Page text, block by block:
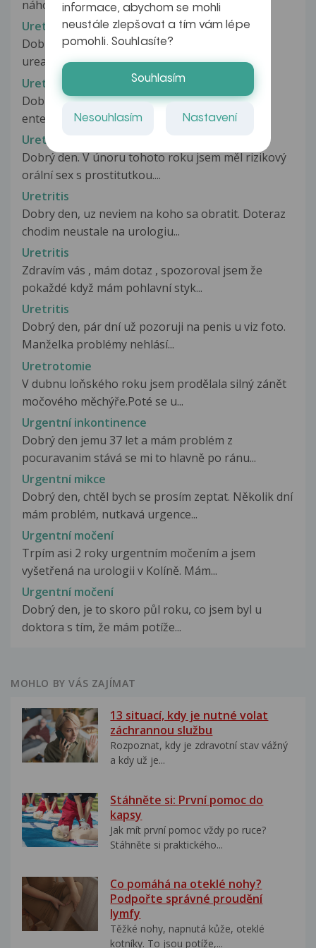
náhodný pohlavní styk, již...
Uretritida způsobená ureaplasmaty
Dobrý den, chtěl bych se zeptat ohledně
ureaplasmy. Posledních 14-21 dní...
Uretritida, plodnost
Dobrý den, byl mi opakovaně diagnostikován
enterokok v močové trubici. S partnerkou...
Uretritida, STD
Dobrý den. V únoru tohoto roku jsem měl rizikový
orální sex s prostitutkou....
Uretritis
Dobry den, uz neviem na koho sa obratit. Doteraz
chodim neustale na urologiu...
Uretritis
Zdravím vás , mám dotaz , spozoroval jsem že
pokaždé když mám pohlavní styk...
Uretritis
Dobrý den, pár dní už pozoruji na penis u viz foto.
Manželka problémy nehlásí...
Uretrotomie
V dubnu loňského roku jsem prodělala silný zánět
močového měchýře.Poté se u...
Urgentní inkontinence
Dobrý den jemu 37 let a mám problém z
pocuravanim stává se mi to hlavně po ránu...
Urgentní mikce
Dobrý den, chtěl bych se prosím zeptat. Několik dní
mám problém, nutkavá urgence...
Urgentní močení
Trpím asi 2 roky urgentním močením a jsem
vyšetřená na urologii v Kolíně. Mám...
Urgentní močení
Dobrý den, je to skoro půl roku, co jsem byl u
doktora s tím, že mám potíže...
MOHLO BY VÁS ZAJÍMAT
13 situací, kdy je nutné volat
záchrannou službu
Rozpoznat, kdy je zdravotní stav vážný
a kdy už je...
Stáhněte si: První pomoc do
kapsy
Jak mít první pomoc vždy po ruce?
Stáhněte si praktického...
Co pomáhá na oteklé nohy?
Podpořte správné proudění
lymfy
Těžké nohy, napnutá kůže, oteklé
kotníky. To jsou potíže,...
informace, abychom se mohli
neustále zlepšovat a tím vám lépe
pomohli. Souhlasíte?
Souhlasím
Nesouhlasím Nastavení